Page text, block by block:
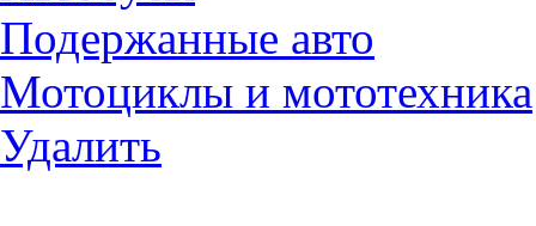
Подержанные авто
Мотоциклы и мототехника
Удалить